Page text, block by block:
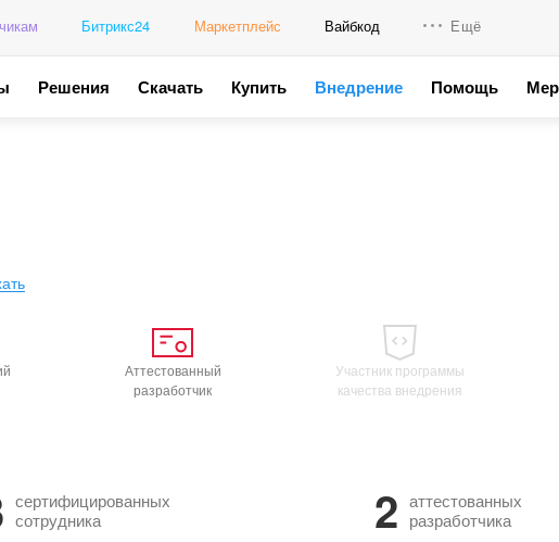
Битрикс24 Маркетплейс Вайбкод Ещё
Интеграция с
Решения Скачать Купить Внедрение Помощь
Аттестованный
разработчик
Участник программы
качества внедрения
сертифицированных
сотрудника
2 аттестованных
разработчика